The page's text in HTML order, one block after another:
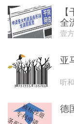
全
壹
亚
听
德